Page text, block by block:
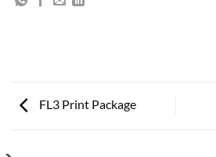
FL3 Print Package